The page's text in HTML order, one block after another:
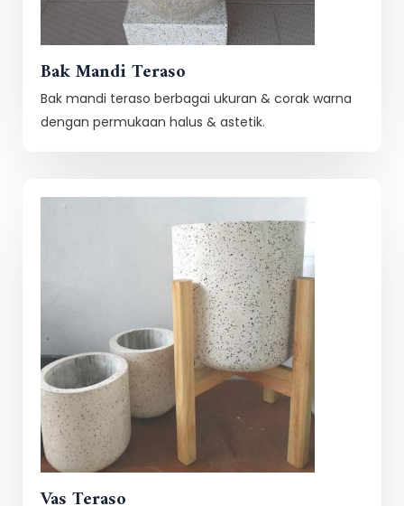
Bak Mandi Teraso
Bak mandi teraso berbagai ukuran & corak warna
dengan permukaan halus & astetik.
Vas Teraso